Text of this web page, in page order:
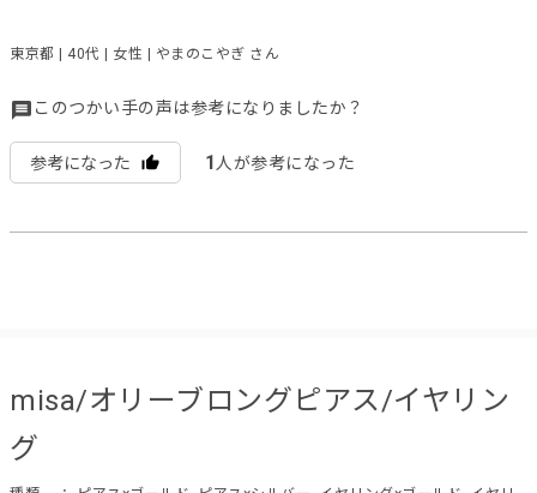
東京都 | 40代 | 女性 | やまのこやぎ さん
このつかい手の声は参考になりましたか？
参考になった 1 人が参考になった
misa/オリーブロングピアス/イヤリン
グ